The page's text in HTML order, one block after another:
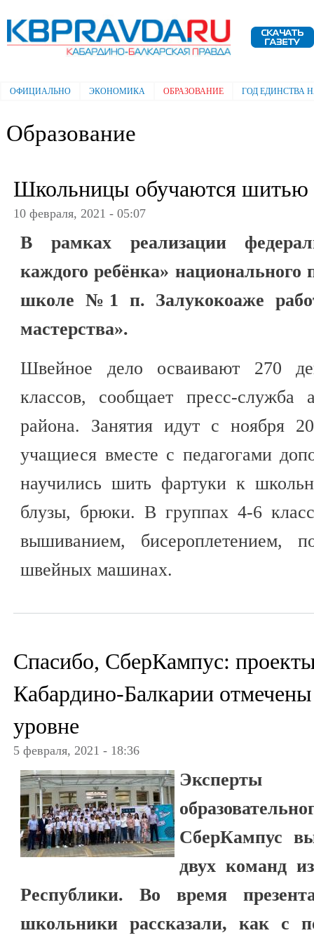
Электронная газета "Кабардино-
Балкарская правда"
Главное меню
ОФИЦИАЛЬНО ЭКОНОМИКА ОБРАЗОВАНИЕ ГОД ЕДИНСТВА
Образование
Школьницы обучаются шитью
10 февраля, 2021 - 05:07
В рамках реализации
каждого ребёнка» национального
школе №1 п. Залукокоаже
мастерства».
Швейное дело осваивают 270
классов, сообщает пресс-служба
района. Занятия идут с ноября
учащиеся вместе с педагогами
научились шить фартуки к
блузы, брюки. В группах 4-6
вышиванием, бисероплетением,
швейных машинах.
Спасибо, СберКампус:
Кабардино-Балкарии
уровне
5 февраля, 2021 - 18:36
Эксперты
СберКампус
двух команд
Республики. Во время
школьники рассказали, как с